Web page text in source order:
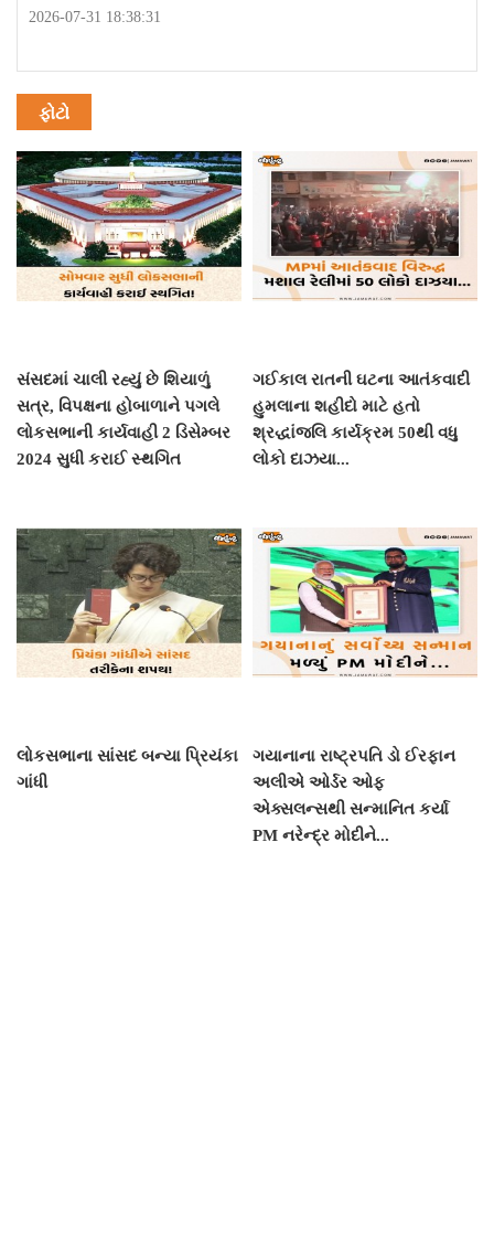
2026-07-31 18:38:31
ફોટો
સંસદમાં ચાલી રહ્યું છે શિયાળું
સત્ર, વિપક્ષના હોબાળાને પગલે
લોકસભાની કાર્યવાહી 2 ડિસેમ્બર
2024 સુધી કરાઈ સ્થગિત
ગઈકાલ રાતની ઘટના આતંકવાદી
હુમલાના શહીદો માટે હતો
શ્રદ્ધાંજલિ કાર્યક્રમ 50થી વધુ
લોકો દાઝયા...
લોકસભાના સાંસદ બન્યા પ્રિયંકા
ગાંધી
ગયાનાના રાષ્ટ્રપતિ ડો ઈરફાન
અલીએ ઓર્ડર ઓફ
એક્સલન્સથી સન્માનિત કર્યા
PM નરેન્દ્ર મોદીને...